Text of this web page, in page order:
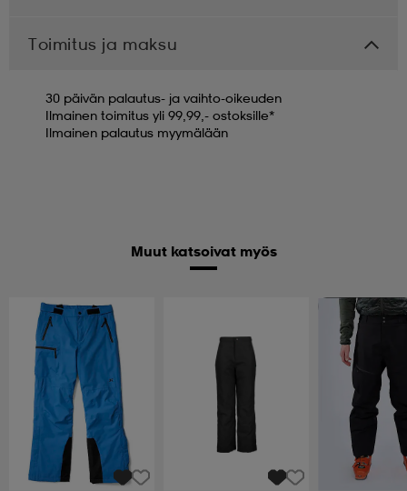
Toimitus ja maksu
30 päivän palautus- ja vaihto-oikeuden
Ilmainen toimitus yli 99,99,- ostoksille*
Ilmainen palautus myymälään
Muut katsoivat myös
Huippuedullinen